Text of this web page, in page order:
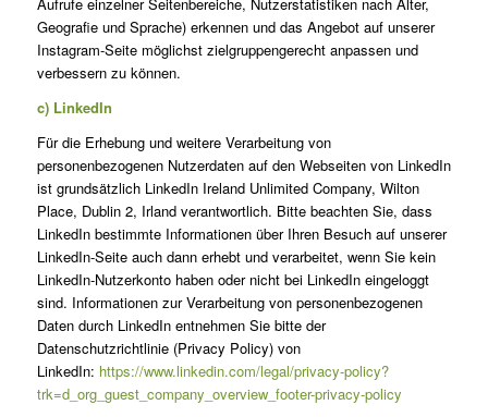
Geografie und Sprache) erkennen und das Angebot auf unserer
Instagram-Seite möglichst zielgruppengerecht anpassen und
verbessern zu können.
c) LinkedIn
Für die Erhebung und weitere Verarbeitung von
personenbezogenen Nutzerdaten auf den Webseiten von LinkedIn
ist grundsätzlich LinkedIn Ireland Unlimited Company, Wilton
Place, Dublin 2, Irland verantwortlich. Bitte beachten Sie, dass
LinkedIn bestimmte Informationen über Ihren Besuch auf unserer
LinkedIn-Seite auch dann erhebt und verarbeitet, wenn Sie kein
LinkedIn-Nutzerkonto haben oder nicht bei LinkedIn eingeloggt
sind. Informationen zur Verarbeitung von personenbezogenen
Daten durch LinkedIn entnehmen Sie bitte der
Datenschutzrichtlinie (Privacy Policy) von
LinkedIn: https://www.linkedin.com/legal/privacy-policy?
trk=d_org_guest_company_overview_footer-privacy-policy